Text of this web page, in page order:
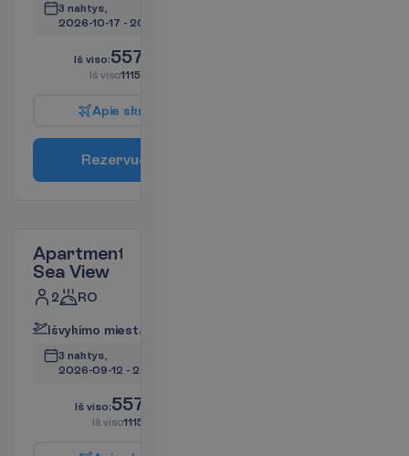
3 naktys,
2026-10-17 - 2026-10-20
Iš viso:557.72
Iš viso1115.44
Apie skr
Rezervuo
Apartment
Sea View
2 RO
Išvykimo miesta
3 naktys,
2026-09-12 - 2026-09-15
Iš viso:557.88
Iš viso1115.76